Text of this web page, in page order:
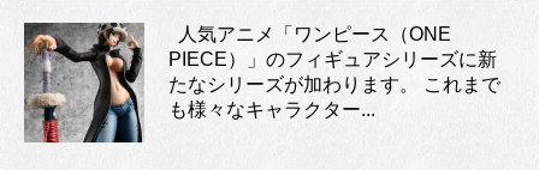
人気アニメ「ワンピース（ONE
PIECE）」のフィギュアシリーズに新
たなシリーズが加わります。 これまで
も様々なキャラクター...